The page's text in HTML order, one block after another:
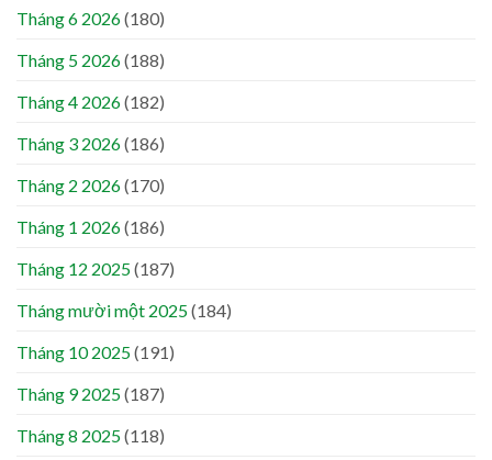
Tháng 6 2026(180)
Tháng 5 2026(188)
Tháng 4 2026(182)
Tháng 3 2026(186)
Tháng 2 2026(170)
Tháng 1 2026(186)
Tháng 12 2025(187)
Tháng mười một 2025(184)
Tháng 10 2025(191)
Tháng 9 2025(187)
Tháng 8 2025(118)